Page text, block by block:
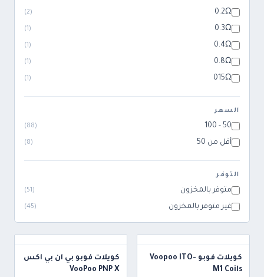
0.2Ω
(
2
)
0.3Ω
(
1
)
0.4Ω
(
1
)
0.8Ω
(
1
)
015Ω
(
1
)
السعر
50 - 100
(
88
)
أقل من 50 (
8
)
التوفر
متوفر بالمخزون (
51
)
غير متوفر بالمخزون (
45
)
كويلات فوبو Voopoo ITO-
M1 Coils
كويلات فوبو بي ان بي اكس
VooPoo PNP X